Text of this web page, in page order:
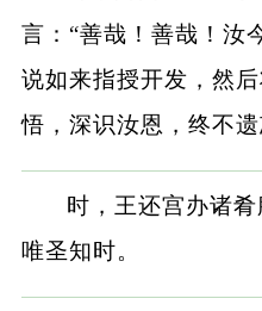
言：“善哉！善哉！汝
说如来指授开发，然
悟，深识汝恩，终不遗
时，王还宫办诸
唯圣知时。